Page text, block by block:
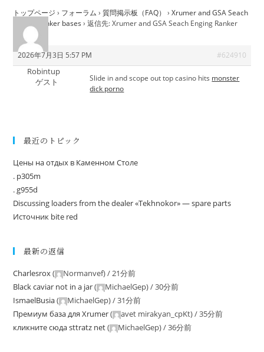
トップページ › フォーラム › 質問掲示板（FAQ） › Xrumer and GSA Seach
Enging Ranker bases › 返信先: Xrumer and GSA Seach Enging Ranker
bases
2026年7月3日 5:57 PM #624910
Robintup
ゲスト
Slide in and scope out top casino hits monster
dick porno
最近のトピック
Цены на отдых в Каменном Столе
. p305m
. g955d
Discussing loaders from the dealer «Tekhnokor» — spare parts
Источник bite red
最新の返信
Charlesrox( Normanvef) /21分前
Black caviar not in a jar( MichaelGep) /30分前
IsmaelBusia( MichaelGep) /31分前
Премиум база для Xrumer( avet mirakyan_cpKt) /35分前
кликните сюда sttratz net( MichaelGep) /36分前